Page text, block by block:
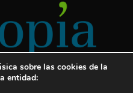
sobre las cookies de la
entidad: